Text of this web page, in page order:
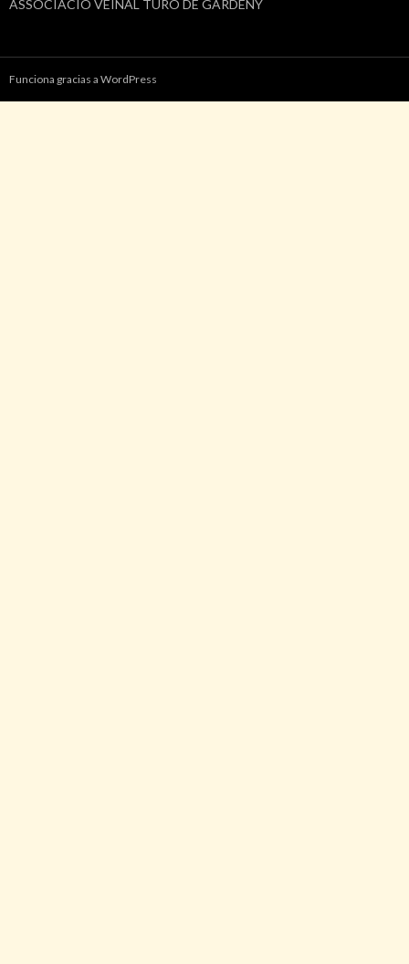
ASSOCIACIÓ VEÏNAL TURÓ DE GARDENY
Funciona gracias a WordPress